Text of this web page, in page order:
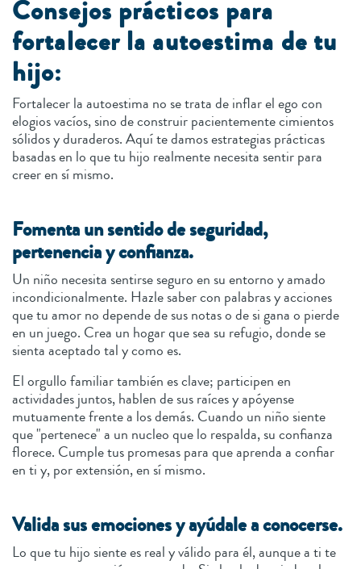
Consejos prácticos para
fortalecer la autoestima de tu
hijo:
Fortalecer la autoestima no se trata de inflar el ego con
elogios vacíos, sino de construir pacientemente cimientos
sólidos y duraderos. Aquí te damos estrategias prácticas
basadas en lo que tu hijo realmente necesita sentir para
creer en sí mismo.
Fomenta un sentido de seguridad,
pertenencia y confianza.
Un niño necesita sentirse seguro en su entorno y amado
incondicionalmente. Hazle saber con palabras y acciones
que tu amor no depende de sus notas o de si gana o pierde
en un juego. Crea un hogar que sea su refugio, donde se
sienta aceptado tal y como es.
El orgullo familiar también es clave; participen en
actividades juntos, hablen de sus raíces y apóyense
mutuamente frente a los demás. Cuando un niño siente
que "pertenece" a un nucleo que lo respalda, su confianza
florece. Cumple tus promesas para que aprenda a confiar
en ti y, por extensión, en sí mismo.
Valida sus emociones y ayúdale a conocerse.
Lo que tu hijo siente es real y válido para él, aunque a ti te